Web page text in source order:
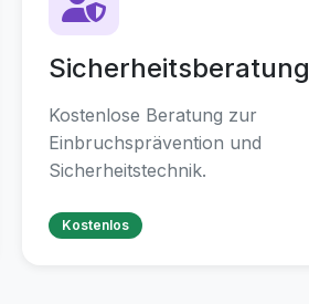
Sicherheitsberatung
Kostenlose Beratung zur
Einbruchsprävention und
Sicherheitstechnik.
Kostenlos